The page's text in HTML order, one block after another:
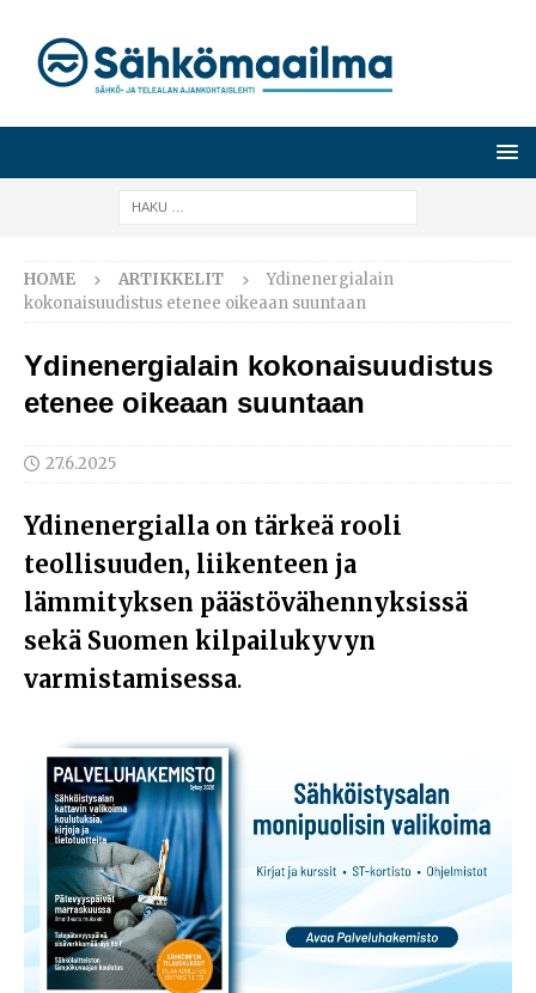
HOME ARTIKKELIT
Ydinenergialain
kokonaisuudistus etenee oikeaan suuntaan
Ydinenergialain kokonaisuudistus
etenee oikeaan suuntaan
27.6.2025
Ydinenergialla on tärkeä rooli
teollisuuden, liikenteen ja
lämmityksen päästövähennyksissä
sekä Suomen kilpailukyvyn
varmistamisessa.